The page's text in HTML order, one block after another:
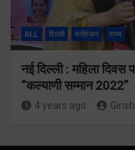
ALL दिल्ली मनोरंजन राज्य
नई दिल्ली : महिला
“कल्याणी सम्मान 2022”
4 years ago